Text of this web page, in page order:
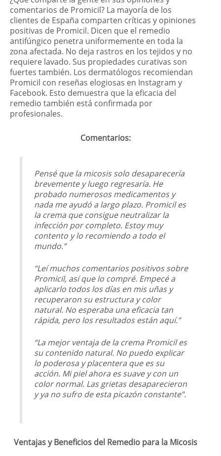
comentarios de Promicil? La mayoría de los
clientes de España comparten críticas y opiniones
positivas de Promicil. Dicen que el remedio
antifúngico penetra uniformemente en toda la
zona afectada. No deja rastros en los tejidos y no
requiere lavado. Sus propiedades curativas son
fuertes también. Los dermatólogos recomiendan
Promicil con reseñas elogiosas en Instagram y
Facebook. Esto demuestra que la eficacia del
remedio también está confirmada por
profesionales.
Comentarios:
Pensé que la micosis solo desaparecería
brevemente y luego regresaría. He
probado numerosos medicamentos y
nada me ayudó a largo plazo. Promicil es
la crema que consigue neutralizar la
infección por completo. Estoy muy
contento y lo recomiendo a todo el
mundo.”
“Leí muchos comentarios positivos sobre
Promicil, así que lo compré. Empecé a
aplicarlo todos los días en mis uñas y
recuperaron su estructura y color
natural. No esperaba una eficacia tan
rápida, pero los resultados están aquí.”
“La mejor ventaja de la crema Promicil es
su contenido natural. No puedo explicar
lo poderosa y placentera que es su
acción. Mi piel ahora es suave y con un
color normal. Las grietas desaparecieron
y ya no sufro de esta picazón constante”.
Ventajas y Beneficios del Remedio para la Micosis